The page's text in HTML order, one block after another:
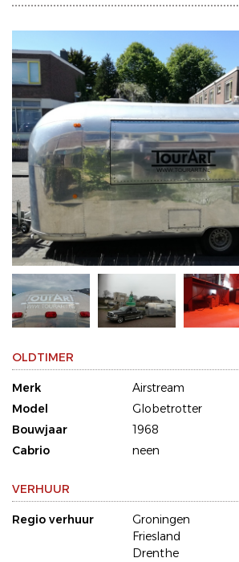
OLDTIMER
Merk
Airstream
Model
Globetrotter
Bouwjaar
1968
Cabrio
neen
VERHUUR
Regio verhuur
Groningen
Friesland
Drenthe